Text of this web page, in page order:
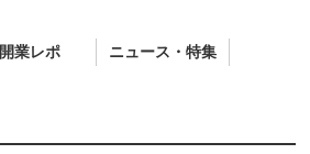
開業レポ ニュース・特集